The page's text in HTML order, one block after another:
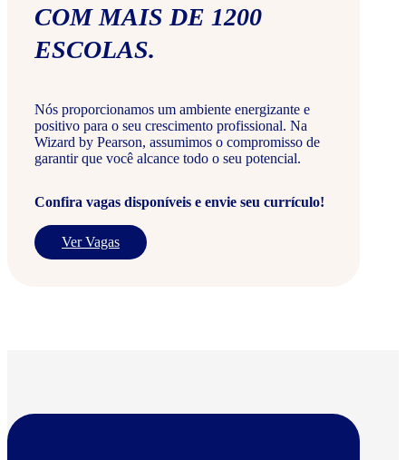
COM MAIS DE 1200
ESCOLAS.
Nós proporcionamos um ambiente energizante e
positivo para o seu crescimento profissional. Na
Wizard by Pearson, assumimos o compromisso de
garantir que você alcance todo o seu potencial.
Confira vagas disponíveis e envie seu currículo!
Ver Vagas